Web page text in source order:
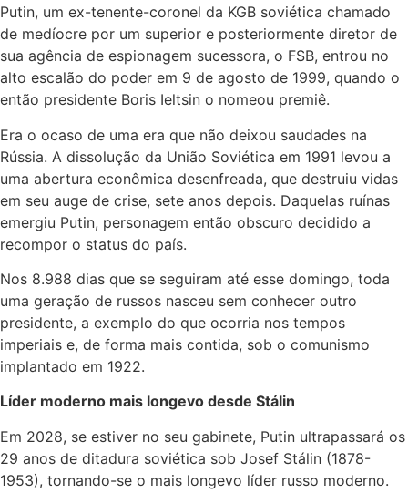
Putin, um ex-tenente-coronel da KGB soviética chamado
de medíocre por um superior e posteriormente diretor de
sua agência de espionagem sucessora, o FSB, entrou no
alto escalão do poder em 9 de agosto de 1999, quando o
então presidente Boris Ieltsin o nomeou premiê.
Era o ocaso de uma era que não deixou saudades na
Rússia. A dissolução da União Soviética em 1991 levou a
uma abertura econômica desenfreada, que destruiu vidas
em seu auge de crise, sete anos depois. Daquelas ruínas
emergiu Putin, personagem então obscuro decidido a
recompor o status do país.
Nos 8.988 dias que se seguiram até esse domingo, toda
uma geração de russos nasceu sem conhecer outro
presidente, a exemplo do que ocorria nos tempos
imperiais e, de forma mais contida, sob o comunismo
implantado em 1922.
Líder moderno mais longevo desde Stálin
Em 2028, se estiver no seu gabinete, Putin ultrapassará os
29 anos de ditadura soviética sob Josef Stálin (1878-
1953), tornando-se o mais longevo líder russo moderno.